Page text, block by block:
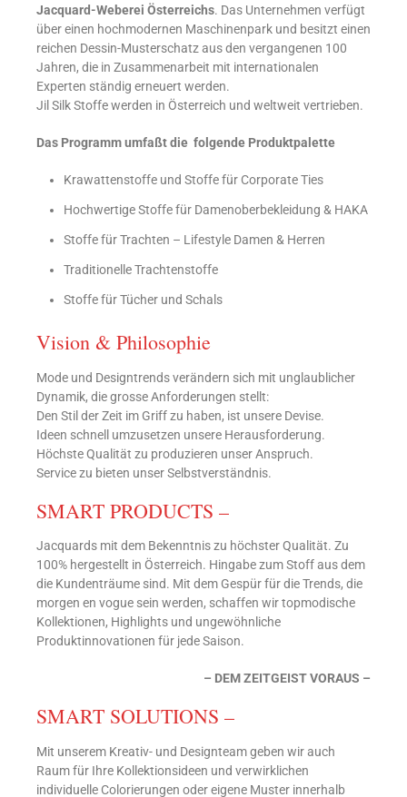
Jacquard-Weberei Österreichs. Das Unternehmen verfügt
über einen hochmodernen Maschinenpark und besitzt einen
reichen Dessin-Musterschatz aus den vergangenen 100
Jahren, die in Zusammenarbeit mit internationalen
Experten ständig erneuert werden.
Jil Silk Stoffe werden in Österreich und weltweit vertrieben.
Das Programm umfaßt die folgende Produktpalette
Krawattenstoffe und Stoffe für Corporate Ties
Hochwertige Stoffe für Damenoberbekleidung & HAKA
Stoffe für Trachten – Lifestyle Damen & Herren
Traditionelle Trachtenstoffe
Stoffe für Tücher und Schals
Vision & Philosophie
Mode und Designtrends verändern sich mit unglaublicher
Dynamik, die grosse Anforderungen stellt:
Den Stil der Zeit im Griff zu haben, ist unsere Devise.
Ideen schnell umzusetzen unsere Herausforderung.
Höchste Qualität zu produzieren unser Anspruch.
Service zu bieten unser Selbstverständnis.
SMART PRODUCTS –
Jacquards mit dem Bekenntnis zu höchster Qualität. Zu
100% hergestellt in Österreich. Hingabe zum Stoff aus dem
die Kundenträume sind. Mit dem Gespür für die Trends, die
morgen en vogue sein werden, schaffen wir topmodische
Kollektionen, Highlights und ungewöhnliche
Produktinnovationen für jede Saison.
– DEM ZEITGEIST VORAUS –
SMART SOLUTIONS –
Mit unserem Kreativ- und Designteam geben wir auch
Raum für Ihre Kollektionsideen und verwirklichen
individuelle Colorierungen oder eigene Muster innerhalb